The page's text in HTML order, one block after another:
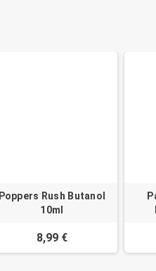
Poppers Rush Butanol
10ml
8,99 €